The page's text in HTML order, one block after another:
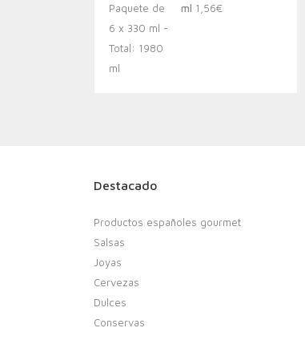
ml 1,56€
Destacado
Productos españoles gourmet
Salsas
Joyas
Cervezas
Dulces
Conservas